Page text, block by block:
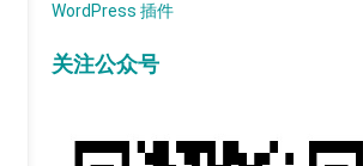
WordPress 插件
关注公众号